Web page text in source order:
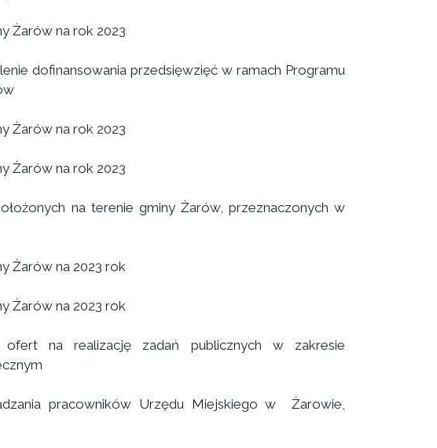
Żarów na rok 2023
dofinansowania przedsięwzięć w ramach Programu
Żarów na rok 2023
Żarów na rok 2023
na terenie gminy Żarów, przeznaczonych w
Żarów na 2023 rok
Żarów na 2023 rok
ofert na realizację zadań publicznych w zakresie
pracowników Urzędu Miejskiego w Żarowie,